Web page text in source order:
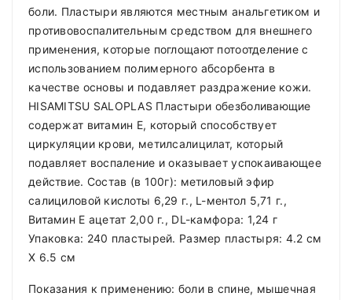
боли. Пластыри являются местным анальгетиком и
противовоспалительным средством для внешнего
применения, которые поглощают потоотделение с
использованием полимерного абсорбента в
качестве основы и подавляет раздражение кожи.
HISAMITSU SALOPLAS Пластыри обезболивающие
содержат витамин Е, который способствует
циркуляции крови, метилсалицилат, который
подавляет воспаление и оказывает успокаивающее
действие. Состав (в 100г): метиловый эфир
салициловой кислоты 6,29 г., L-ментол 5,71 г.,
Витамин Е ацетат 2,00 г., DL-камфора: 1,24 г
Упаковка: 240 пластырей. Размер пластыря: 4.2 см
Х 6.5 см
Показания к применению: боли в спине, мышечная